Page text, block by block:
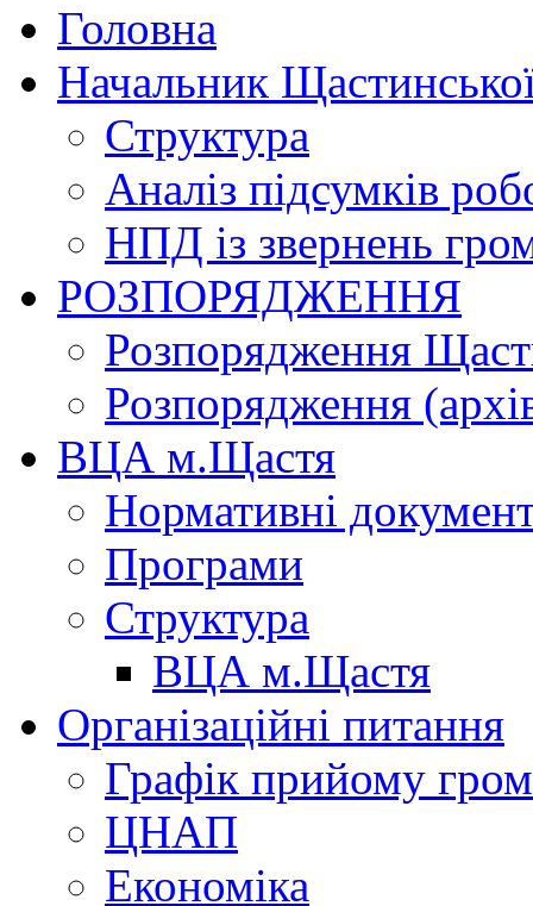
Головна
Начальник
Структура
Аналіз підсумків
НПД із звернень
РОЗПОРЯДЖЕННЯ
Розпорядження
Розпорядження
ВЦА м.Щастя
Нормативні
Програми
Структура
ВЦА м.Щастя
Організаційні питання
Графік прийому
ЦНАП
Економіка